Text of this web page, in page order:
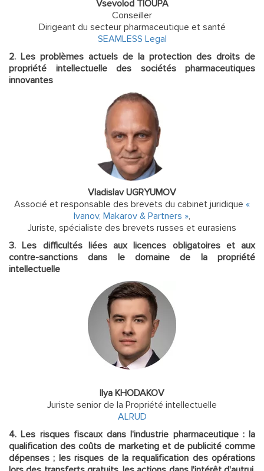
Vsevolod TIOUPA
Conseiller
Dirigeant du secteur pharmaceutique et santé
SEAMLESS Legal
2. Les problèmes actuels de la protection des droits de
propriété intellectuelle des sociétés pharmaceutiques
innovantes
Vladislav UGRYUMOV
Associé et responsable des brevets du cabinet juridique «
Ivanov, Makarov & Partners »,
Juriste, spécialiste des brevets russes et eurasiens
3. Les difficultés liées aux licences obligatoires et aux
contre-sanctions dans le domaine de la propriété
intellectuelle
Ilya KHODAKOV
Juriste senior de la Propriété intellectuelle
ALRUD
4. Les risques fiscaux dans l'industrie pharmaceutique : la
qualification des coûts de marketing et de publicité comme
dépenses ; les risques de la requalification des opérations